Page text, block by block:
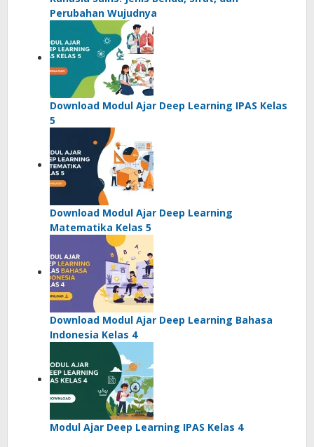
Perubahan Wujudnya
Download Modul Ajar Deep Learning IPAS Kelas
5
Download Modul Ajar Deep Learning
Matematika Kelas 5
Download Modul Ajar Deep Learning Bahasa
Indonesia Kelas 4
Modul Ajar Deep Learning IPAS Kelas 4